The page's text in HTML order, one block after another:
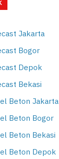
Jakarta
Bogor
Depok
Bekasi
Beton Jakarta
Beton Bogor
Beton Bekasi
Beton Depok